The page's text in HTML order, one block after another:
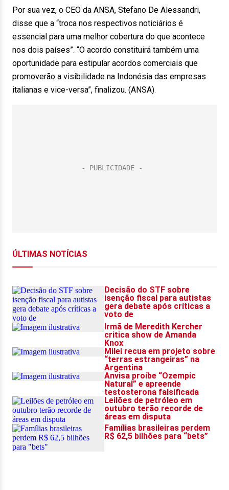
Por sua vez, o CEO da ANSA, Stefano De Alessandri,
disse que a “troca nos respectivos noticiários é
essencial para uma melhor cobertura do que acontece
nos dois países”. “O acordo constituirá também uma
oportunidade para estipular acordos comerciais que
promoverão a visibilidade na Indonésia das empresas
italianas e vice-versa”, finalizou. (ANSA).